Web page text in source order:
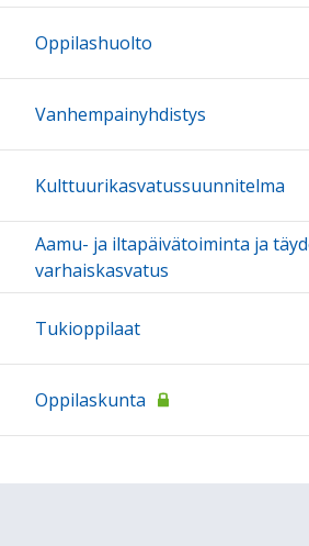
Oppilashuolto
Vanhempainyhdistys
Kulttuurikasvatussuunnitelma
Aamu- ja iltapäivätoiminta ja
varhaiskasvatus
Tukioppilaat
Oppilaskunta